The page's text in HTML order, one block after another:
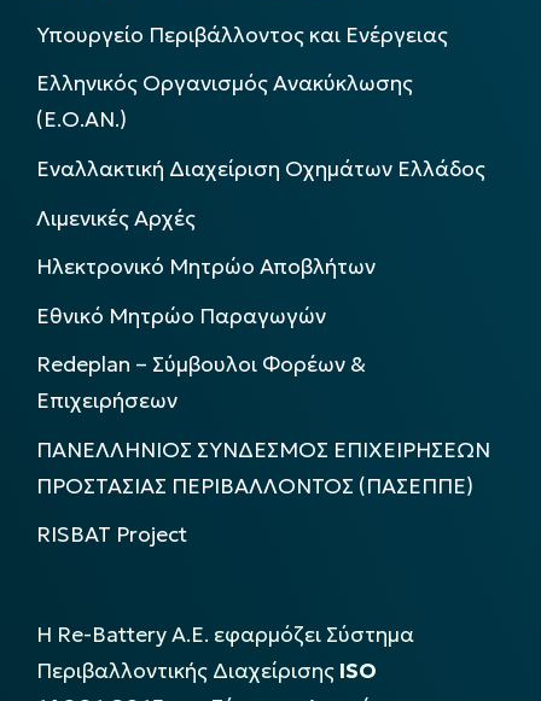
Υπουργείο Περιβάλλοντος και Ενέργειας
Ελληνικός Οργανισμός Ανακύκλωσης
(Ε.Ο.ΑΝ.)
Εναλλακτική Διαχείριση Οχημάτων Ελλάδος
Λιμενικές Αρχές
Ηλεκτρονικό Μητρώο Αποβλήτων
Εθνικό Μητρώο Παραγωγών
Redeplan – Σύμβουλοι Φορέων &
Επιχειρήσεων
ΠΑΝΕΛΛΗΝΙΟΣ ΣΥΝΔΕΣΜΟΣ ΕΠΙΧΕΙΡΗΣΕΩΝ
ΠΡΟΣΤΑΣΙΑΣ ΠΕΡΙΒΑΛΛΟΝΤΟΣ (ΠΑΣΕΠΠΕ)
RISBAT Project
Η Re-Battery Α.Ε. εφαρμόζει Σύστημα
Περιβαλλοντικής Διαχείρισης ISO